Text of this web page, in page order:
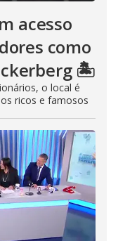
acesso
como
🏝️
o local é
ricos e famosos